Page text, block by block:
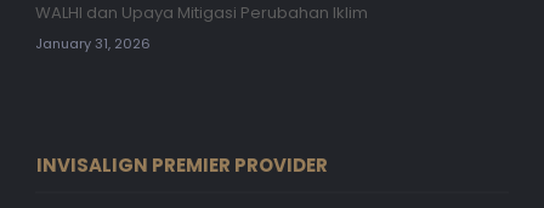
WALHI dan Upaya Mitigasi Perubahan Iklim
January 31, 2026
INVISALIGN PREMIER PROVIDER